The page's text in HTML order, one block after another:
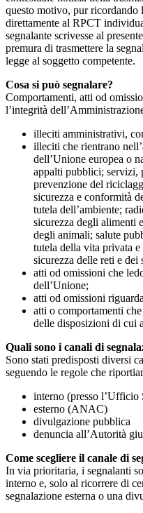
questo motivo, pur ricordando
direttamente al RPCT
segnalante scrivesse al
premura di trasmettere la
legge al soggetto competente.
Cosa si può segnalare?
Comportamenti, atti od
l’integrità
illeciti amministrativi,
illeciti che rientrano
dell’Unione europea o
appalti pubblici; servizi,
prevenzione del
sicurezza e conformità
tutela dell’ambiente;
sicurezza degli alimenti
degli animali; salute
tutela della vita privata
sicurezza delle reti e
atti od omissioni che
dell’Unione;
atti od omissioni
atti o comportamenti
delle disposizioni di cui
Quali sono i canali di
Sono stati predisposti diversi
seguendo le regole che
interno (presso
esterno (ANAC)
divulgazione pubblica
denuncia all’Autorità
Come scegliere il canale di
In via prioritaria, i segnalanti
interno e, solo al ricorrere di
segnalazione esterna o una